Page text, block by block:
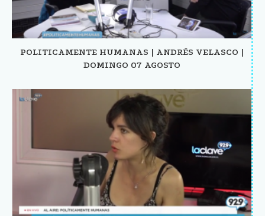
POLITICAMENTE HUMANAS | ANDRÉS VELASCO |
DOMINGO 07 AGOSTO